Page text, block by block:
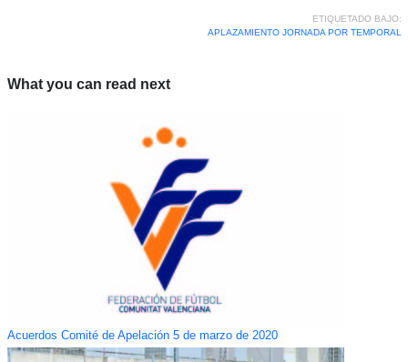
ETIQUETADO BAJO:
APLAZAMIENTO JORNADA POR TEMPORAL
What you can read next
Acuerdos Comité de Apelación 5 de marzo de 2020